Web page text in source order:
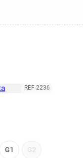
REF 2236
G1 G2